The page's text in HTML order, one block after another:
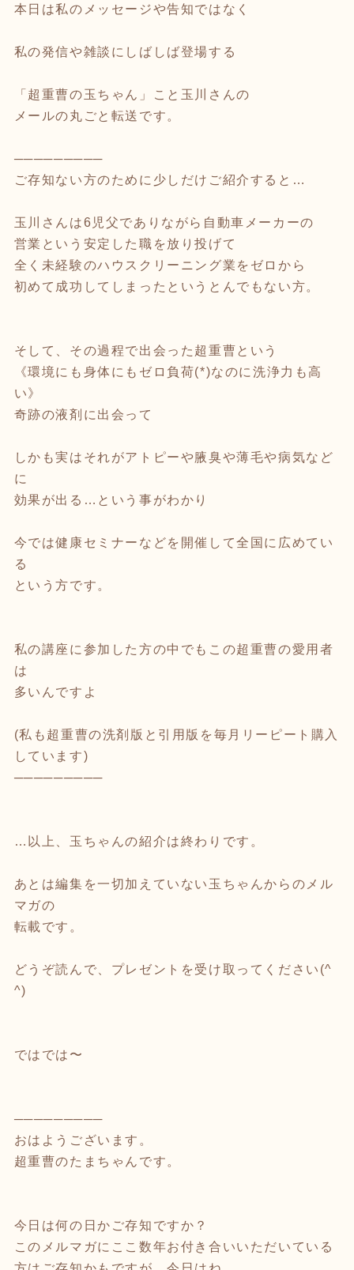
本日は私のメッセージや告知ではなく
私の発信や雑談にしばしば登場する
「超重曹の玉ちゃん」こと玉川さんの
メールの丸ごと転送です。
─────────
ご存知ない方のために少しだけご紹介すると…
玉川さんは6児父でありながら自動車メーカーの
営業という安定した職を放り投げて
全く未経験のハウスクリーニング業をゼロから
初めて成功してしまったというとんでもない方。
そして、その過程で出会った超重曹という
《環境にも身体にもゼロ負荷(*)なのに洗浄力も高
い》
奇跡の液剤に出会って
しかも実はそれがアトピーや腋臭や薄毛や病気など
に
効果が出る…という事がわかり
今では健康セミナーなどを開催して全国に広めてい
る
という方です。
私の講座に参加した方の中でもこの超重曹の愛用者
は
多いんですよ
(私も超重曹の洗剤版と引用版を毎月リーピート購入
しています)
─────────
…以上、玉ちゃんの紹介は終わりです。
あとは編集を一切加えていない玉ちゃんからのメル
マガの
転載です。
どうぞ読んで、プレゼントを受け取ってください(^
^)
ではでは〜
─────────
おはようございます。
超重曹のたまちゃんです。
今日は何の日かご存知ですか？
このメルマガにここ数年お付き合いいただいている